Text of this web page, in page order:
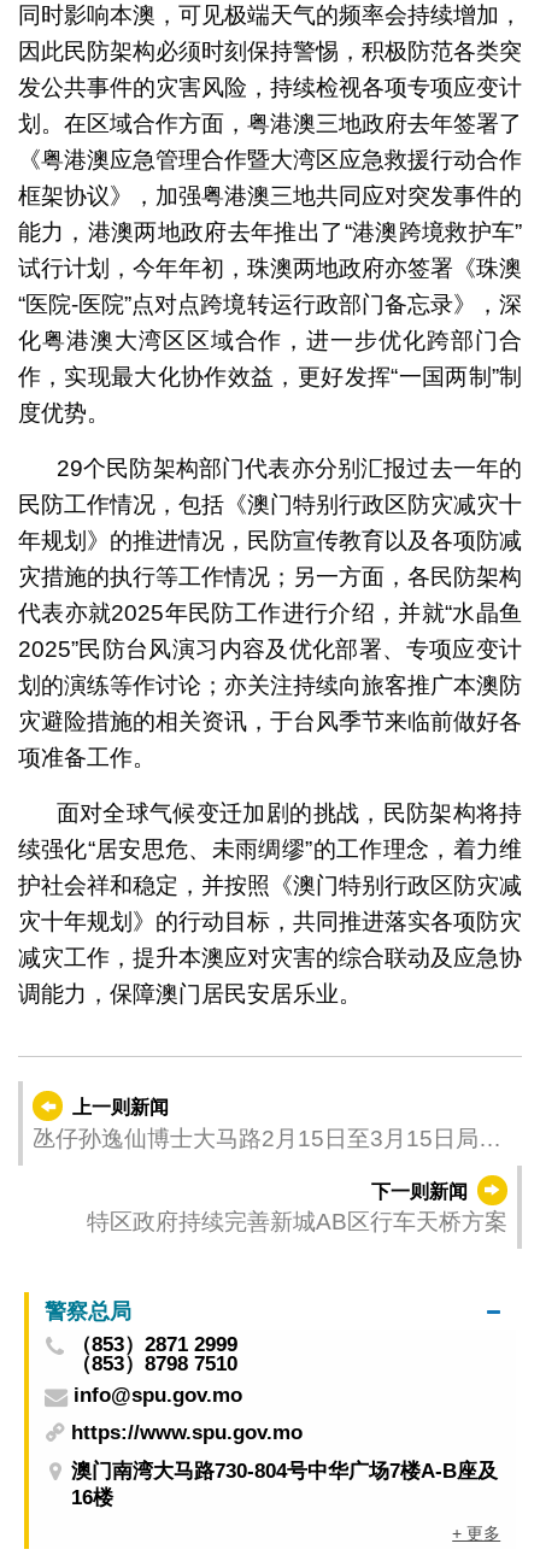
同时影响本澳，可见极端天气的频率会持续增加，
因此民防架构必须时刻保持警惕，积极防范各类突
发公共事件的灾害风险，持续检视各项专项应变计
划。在区域合作方面，粤港澳三地政府去年签署了
《粤港澳应急管理合作暨大湾区应急救援行动合作
框架协议》，加强粤港澳三地共同应对突发事件的
能力，港澳两地政府去年推出了“港澳跨境救护车”
试行计划，今年年初，珠澳两地政府亦签署《珠澳
“医院-医院”点对点跨境转运行政部门备忘录》，深
化粤港澳大湾区区域合作，进一步优化跨部门合
作，实现最大化协作效益，更好发挥“一国两制”制
度优势。
29个民防架构部门代表亦分别汇报过去一年的
民防工作情况，包括《澳门特别行政区防灾减灾十
年规划》的推进情况，民防宣传教育以及各项防减
灾措施的执行等工作情况；另一方面，各民防架构
代表亦就2025年民防工作进行介绍，并就“水晶鱼
2025”民防台风演习内容及优化部署、专项应变计
划的演练等作讨论；亦关注持续向旅客推广本澳防
灾避险措施的相关资讯，于台风季节来临前做好各
项准备工作。
面对全球气候变迁加剧的挑战，民防架构将持
续强化“居安思危、未雨绸缪”的工作理念，着力维
护社会祥和稳定，并按照《澳门特别行政区防灾减
灾十年规划》的行动目标，共同推进落实各项防灾
减灾工作，提升本澳应对灾害的综合联动及应急协
调能力，保障澳门居民安居乐业。
上一则新闻
氹仔孙逸仙博士大马路2月15日至3月15日局部
下一则新闻
特区政府持续完善新城AB区行车天桥方案
警察总局
（853）2871 2999
（853）8798 7510
info@spu.gov.mo
https://www.spu.gov.mo
澳门南湾大马路730-804号中华广场7楼A-B座及
16楼
+ 更多